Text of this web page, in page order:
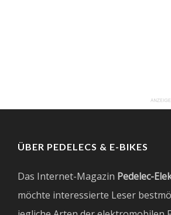
ÜBER PEDELECS & E-BIKES
Das Internet-Magazin Pedelec-
möchte interessierte Leser